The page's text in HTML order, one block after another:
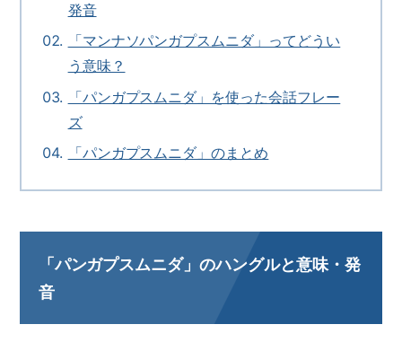
発音
「マンナソパンガプスムニダ」ってどうい
う意味？
「パンガプスムニダ」を使った会話フレー
ズ
「パンガプスムニダ」のまとめ
「パンガプスムニダ」のハングルと意味・発
音